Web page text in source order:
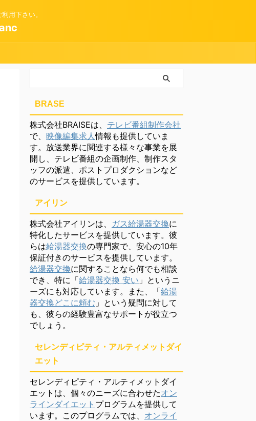
用下さい。
BRASE
株式会社BRAISEは、 テレビ番組制作会社
で、 映像編集求人情報も提供していま
す。放送業界に関連する様々な事業を展
開し、テレビ番組の企画制作、制作スタ
ッフの派遣、ポストプロダクションなど
のサービスを提供しています。
アイリン
株式会社アイリンは、 ガス給湯器交換に
特化したサービスを提供しています。彼
らは給湯器交換の専門家で、安心の10年
保証付きのサービスを提供しています。
給湯器交換に関することなら何でも相談
でき、特に「給湯器交換 安い 」というニ
ーズにも対応しています。また、「給湯
器交換どこに頼む 」という疑問に対して
も、彼らの経験豊富なサポートが役立つ
でしょう。
セレンディピティ・アルティメットダイ
エット
セレンディピティ・アルティメットダイ
エットは、個々のニーズに合わせたオン
ラインダイエット プログラムを提供して
います。このプログラムでは、 オンライ